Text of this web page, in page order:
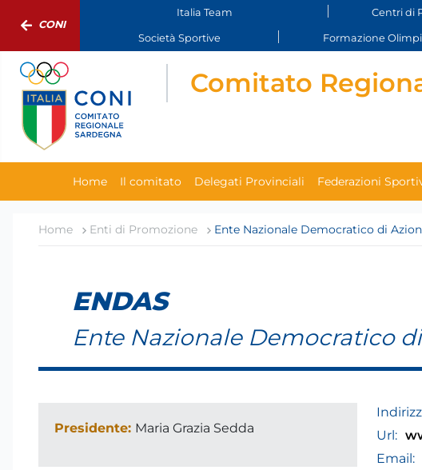
CONI
Italia Team Centri di
Società Sportive Formazione
Comitato
Home Il comitato Delegati Provinciali Federazioni
Home Enti di Promozione Ente Nazionale Democratico di
ENDAS
Ente Nazionale Democratico
Presidente: Maria Grazia Sedda
Url:
Email: